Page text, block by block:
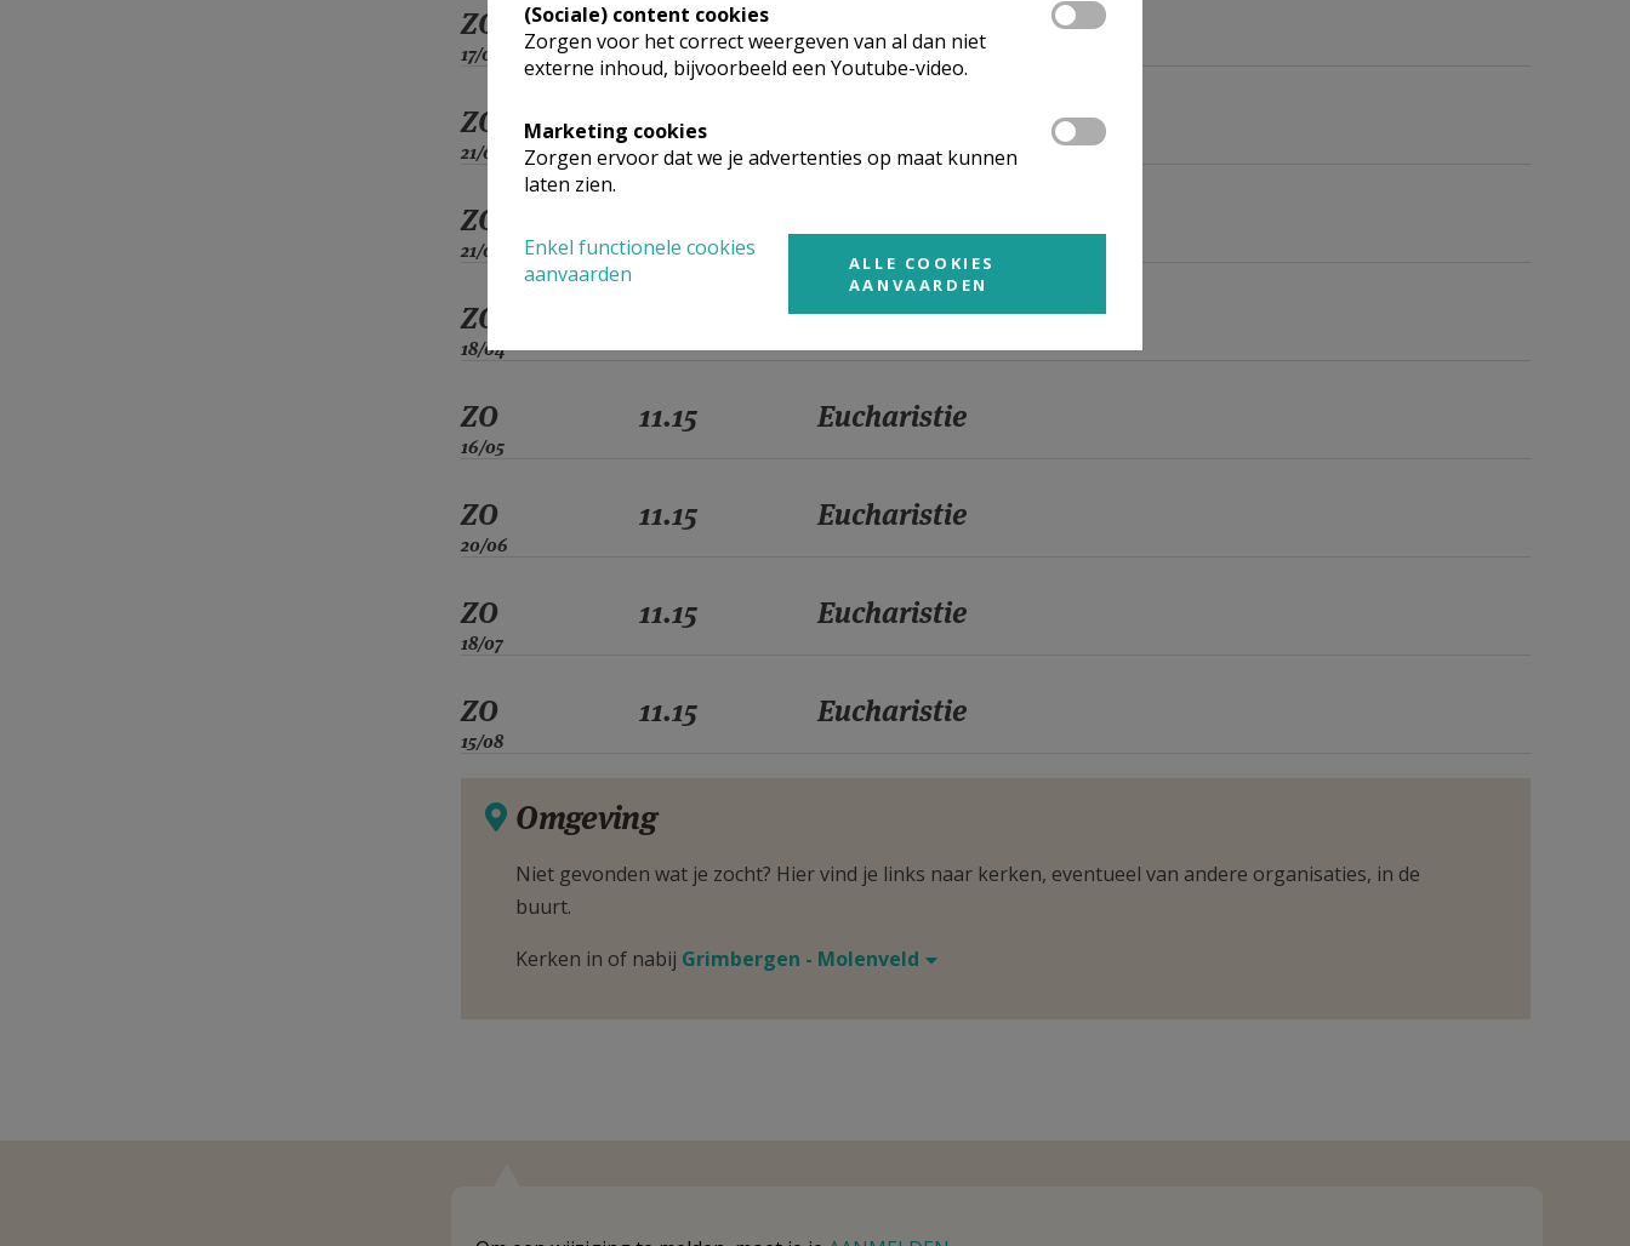
ZO
17/01
11.15
ZO
21/02
11.15
ZO
21/03
ZO
18/04
Eucharistie
ZO
16/05
11.15 Eucharistie
ZO
20/06
11.15 Eucharistie
ZO
18/07
11.15 Eucharistie
ZO
15/08
11.15 Eucharistie
Omgeving
Niet gevonden wat je zocht? Hier vind je links naar kerken, eventueel van andere organisaties, in de
buurt.
Kerken in of nabij Grimbergen - Molenveld
(Sociale) content cookies
Zorgen voor het correct weergeven van al dan niet
externe inhoud, bijvoorbeeld een Youtube-video.
Marketing cookies
Zorgen ervoor dat we je advertenties op maat kunnen
laten zien.
Enkel functionele cookies
aanvaarden
ALLE COOKIES
AANVAARDEN